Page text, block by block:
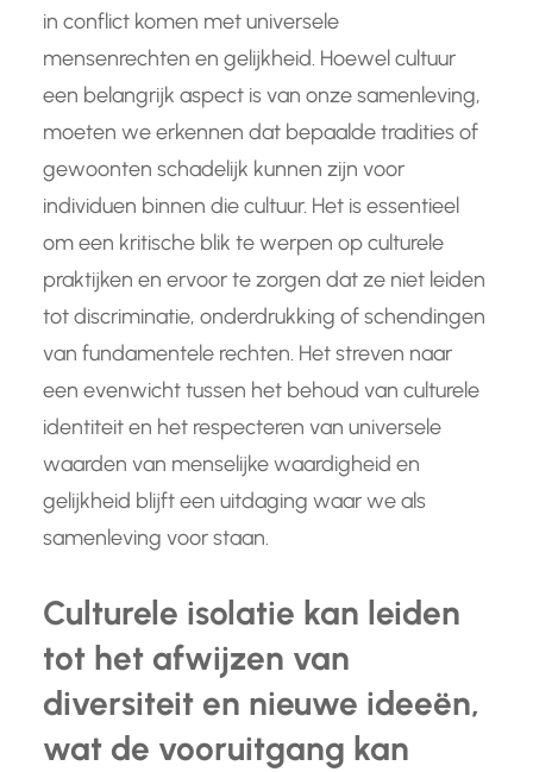
in conflict komen met universele
mensenrechten en gelijkheid. Hoewel cultuur
een belangrijk aspect is van onze samenleving,
moeten we erkennen dat bepaalde tradities of
gewoonten schadelijk kunnen zijn voor
individuen binnen die cultuur. Het is essentieel
om een kritische blik te werpen op culturele
praktijken en ervoor te zorgen dat ze niet leiden
tot discriminatie, onderdrukking of schendingen
van fundamentele rechten. Het streven naar
een evenwicht tussen het behoud van culturele
identiteit en het respecteren van universele
waarden van menselijke waardigheid en
gelijkheid blijft een uitdaging waar we als
samenleving voor staan.
Culturele isolatie kan leiden
tot het afwijzen van
diversiteit en nieuwe ideeën,
wat de vooruitgang kan